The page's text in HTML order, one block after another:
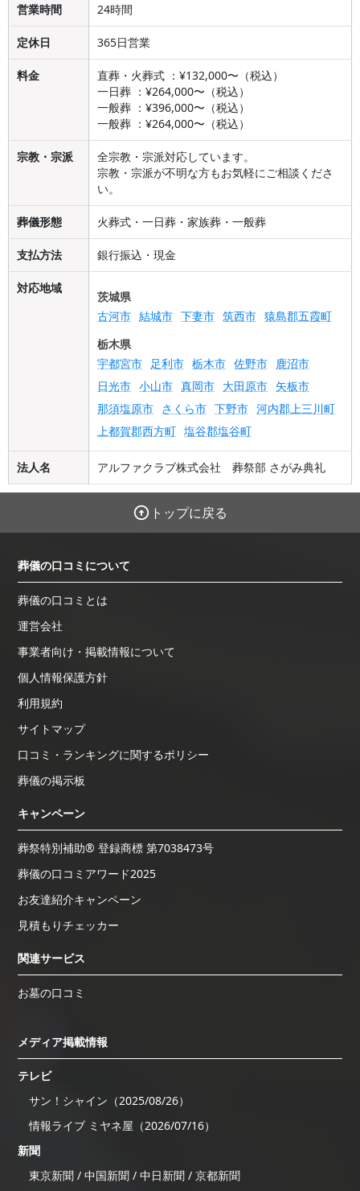
営業時間 24時間
定休日 365日営業
料金
直葬・火葬式 ：¥132,000〜（税込）
一日葬 ：¥264,000〜（税込）
一般葬 ：¥396,000〜（税込）
一般葬 ：¥264,000〜（税込）
宗教・宗派
全宗教・宗派対応しています。
宗教・宗派が不明な方もお気軽にご相談くださ
い。
葬儀形態 火葬式・一日葬・家族葬・一般葬
支払方法 銀行振込・現金
対応地域
茨城県
古河市 結城市 下妻市 筑西市 猿島郡五霞町
栃木県
宇都宮市
足利市 栃木市 佐野市
鹿沼市
日光市 小山市 真岡市 大田原市 矢板市
那須塩原市 さくら市 下野市 河内郡上三川町
上都賀郡西方町 塩谷郡塩谷町
法人名 アルファクラブ株式会社 葬祭部 さがみ典礼
トップに戻る
葬儀の口コミについて
葬儀の口コミとは
運営会社
事業者向け・掲載情報について
個人情報保護方針
利用規約
サイトマップ
口コミ・ランキングに関するポリシー
葬儀の掲示板
キャンペーン
葬祭特別補助® 登録商標 第7038473号
葬儀の口コミアワード2025
お友達紹介キャンペーン
見積もりチェッカー
関連サービス
お墓の口コミ
メディア掲載情報
テレビ
サン！シャイン（2025/08/26）
情報ライブ ミヤネ屋（2026/07/16）
新聞
東京新聞 / 中国新聞 / 中日新聞 / 京都新聞